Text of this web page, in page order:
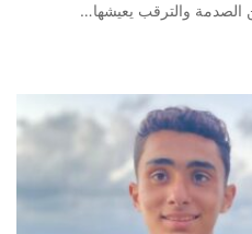
الصدمة والترقب يعيشها…